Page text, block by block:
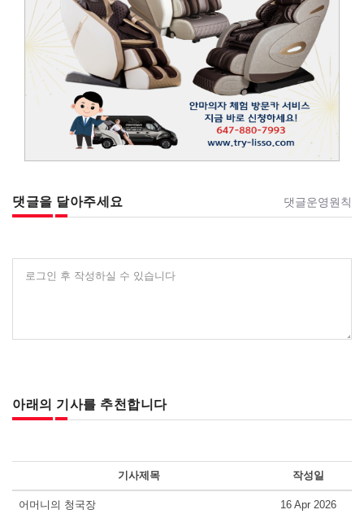
댓글을 달아주세요 댓글운영원칙
로그인 후 작성하실 수 있습니다
아래의 기사를 추천합니다
기사제목 작성일
어머니의 청국장 16 Apr 2026